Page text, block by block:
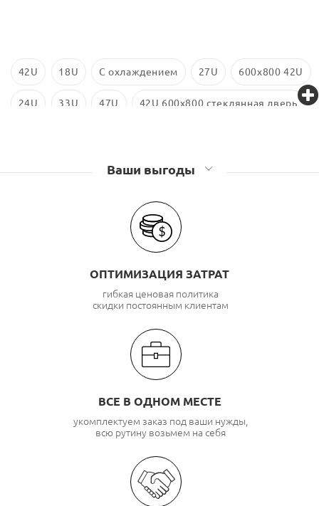
42U 18U С охлаждением 27U 600х800 42U
24U 33U 47U 42U 600x800 стеклянная дверь
Ваши выгоды
ОПТИМИЗАЦИЯ ЗАТРАТ
гибкая ценовая политика
скидки постоянным клиентам
ВСЕ В ОДНОМ МЕСТЕ
укомплектуем заказ под ваши нужды,
всю рутину возьмем на себя